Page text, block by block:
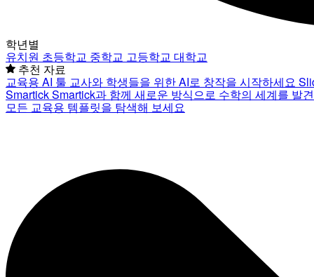
학년별
유치원 초등학교 중학교 고등학교 대학교
추천 자료
교육용 AI 툴 교사와 학생들을 위한 AI로 창작을 시작하세요
SmartickSmartick과 함께 새로운 방식으로 수학의 세계를 발
모든 교육용 템플릿을 탐색해 보세요